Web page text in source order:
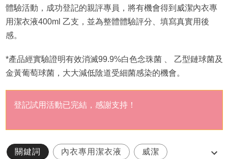
體驗活動，成功登記的親評專員，將有機會得到威潔內衣專
用潔衣液400ml 乙支，並為整體體驗評分、填寫真實用後
感。
*產品經實驗證明有效消滅99.9%白色念珠菌 、 乙型鏈球菌及
金黃葡萄球菌，大大減低陰道受細菌感染的機會。
登記試用活動已完結，感謝支持！
關鍵詞 內衣專用潔衣液 威潔